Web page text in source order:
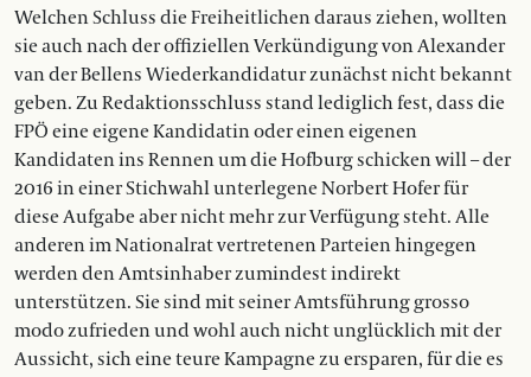
Welchen Schluss die Freiheitlichen daraus ziehen, wollten
sie auch nach der offiziellen Verkündigung von Alexander
van der Bellens Wiederkandidatur zunächst nicht bekannt
geben. Zu Redaktionsschluss stand lediglich fest, dass die
FPÖ eine eigene Kandidatin oder einen eigenen
Kandidaten ins Rennen um die Hofburg schicken will – der
2016 in einer Stichwahl unterlegene Norbert Hofer für
diese Aufgabe aber nicht mehr zur Verfügung steht. Alle
anderen im Nationalrat vertretenen Parteien hingegen
werden den Amtsinhaber zumindest indirekt
unterstützen. Sie sind mit seiner Amtsführung grosso
modo zufrieden und wohl auch nicht unglücklich mit der
Aussicht, sich eine teure Kampagne zu ersparen, für die es